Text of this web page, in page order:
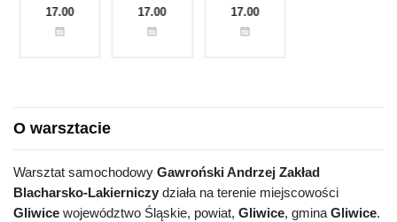
17.00
17.00
17.00
O warsztacie
Warsztat samochodowy Gawroński Andrzej Zakład
Blacharsko-Lakierniczy działa na terenie miejscowości
Gliwice województwo Śląskie, powiat, Gliwice, gmina Gliwice.